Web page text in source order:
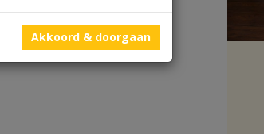
Akkoord & doorgaan